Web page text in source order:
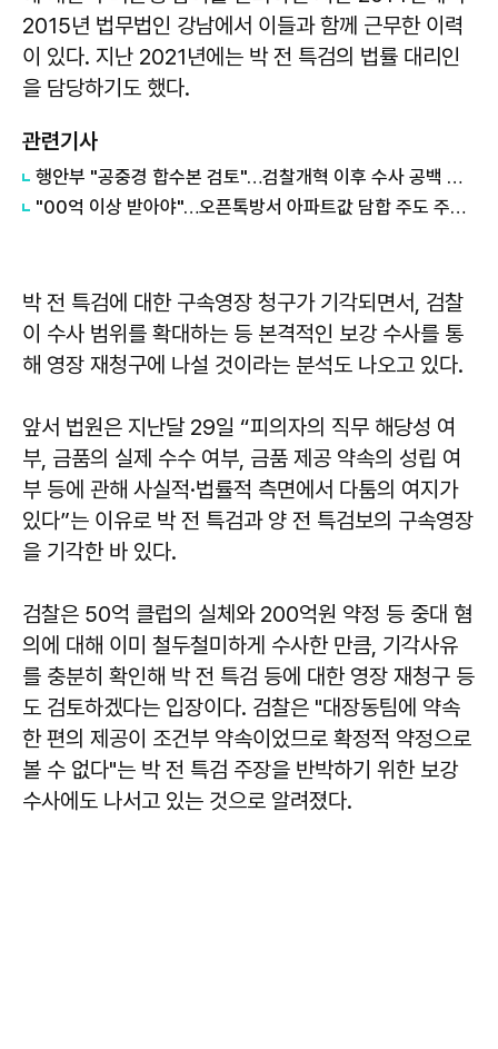
2015년 법무법인 강남에서 이들과 함께 근무한 이력
이 있다. 지난 2021년에는 박 전 특검의 법률 대리인
을 담당하기도 했다.
관련기사
행안부 "공중경 합수본 검토"…검찰개혁 이후 수사 공백 대응 나서
"00억 이상 받아야"…오픈톡방서 아파트값 담합 주도 주민 검찰 송치
박 전 특검에 대한 구속영장 청구가 기각되면서, 검찰
이 수사 범위를 확대하는 등 본격적인 보강 수사를 통
해 영장 재청구에 나설 것이라는 분석도 나오고 있다.
앞서 법원은 지난달 29일 “피의자의 직무 해당성 여
부, 금품의 실제 수수 여부, 금품 제공 약속의 성립 여
부 등에 관해 사실적·법률적 측면에서 다툼의 여지가
있다”는 이유로 박 전 특검과 양 전 특검보의 구속영장
을 기각한 바 있다.
검찰은 50억 클럽의 실체와 200억원 약정 등 중대 혐
의에 대해 이미 철두철미하게 수사한 만큼, 기각사유
를 충분히 확인해 박 전 특검 등에 대한 영장 재청구 등
도 검토하겠다는 입장이다. 검찰은 "대장동팀에 약속
한 편의 제공이 조건부 약속이었므로 확정적 약정으로
볼 수 없다"는 박 전 특검 주장을 반박하기 위한 보강
수사에도 나서고 있는 것으로 알려졌다.